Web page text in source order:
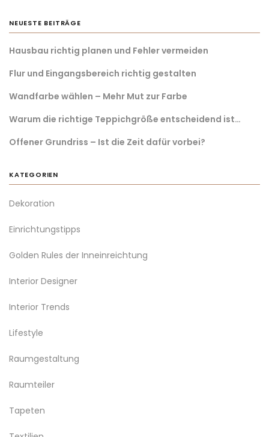
NEUESTE BEITRÄGE
Hausbau richtig planen und Fehler vermeiden
Flur und Eingangsbereich richtig gestalten
Wandfarbe wählen – Mehr Mut zur Farbe
Warum die richtige Teppichgröße entscheidend ist…
Offener Grundriss – Ist die Zeit dafür vorbei?
KATEGORIEN
Dekoration
Einrichtungstipps
Golden Rules der Inneinreichtung
Interior Designer
Interior Trends
Lifestyle
Raumgestaltung
Raumteiler
Tapeten